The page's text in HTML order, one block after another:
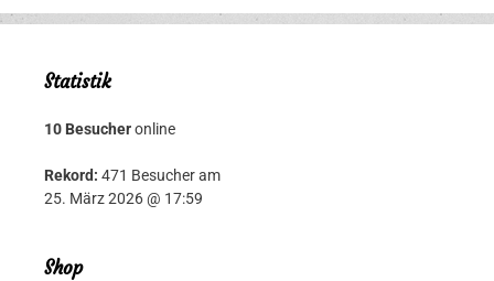
Statistik
10 Besucheronline
Rekord: 471 Besucher am
25. März 2026 @ 17:59
Shop